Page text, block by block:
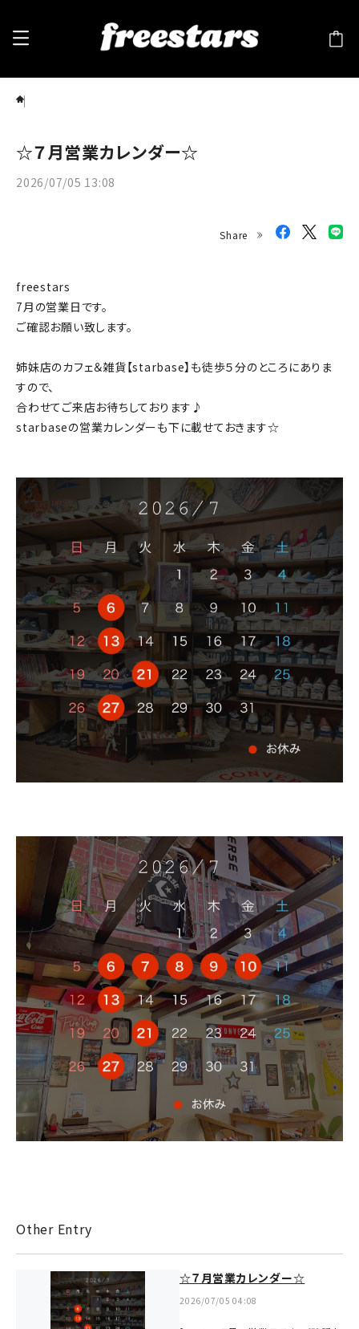
☆７月営業カレンダー☆
2026/07/05 13:08
Share
freestars
7月の営業日です。
ご確認お願い致します。
姉妹店のカフェ＆雑貨【starbase】も徒歩５分のところにありま
すので、
合わせてご来店お待ちしております♪
starbaseの営業カレンダーも下に載せておきます☆
Other Entry
☆７月営業カレンダー☆
2026/07/05 04:08